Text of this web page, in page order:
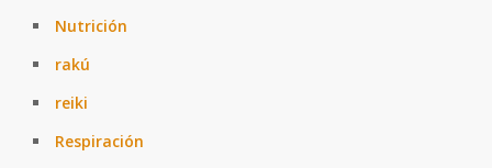
Nutrición
rakú
reiki
Respiración